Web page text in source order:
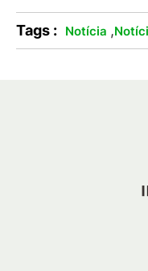
Tags : Notícia ,